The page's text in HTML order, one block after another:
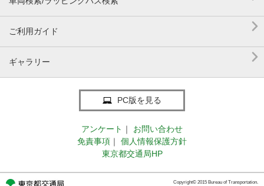
ご利用ガイド 
ギャラリー 
PC版を見る
アンケート ｜
お問い合わせ
免責事項 ｜
個人情報保護方針
東京都交通局HP
Copyright© 2015 Bureau of Transportation.